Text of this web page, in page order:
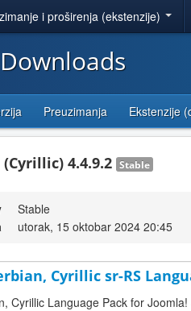
i proširenja (ekstenzije)
Preuzimanja Ekstenzije
4.4.9.2 Stable
Stable
utorak, 15 oktobar 2024 20:45
Cyrillic sr-RS
Cyrillic Language Pack for Joomla!